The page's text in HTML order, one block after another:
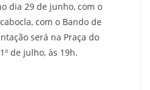
dia 29 de junho, com o
com o Bando de
será na Praça do
de julho, às 19h.